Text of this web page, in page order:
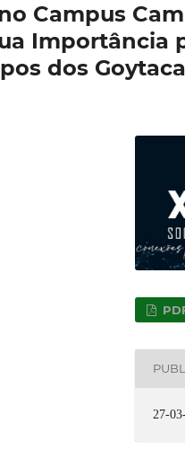
Campus
Importância
dos
27-